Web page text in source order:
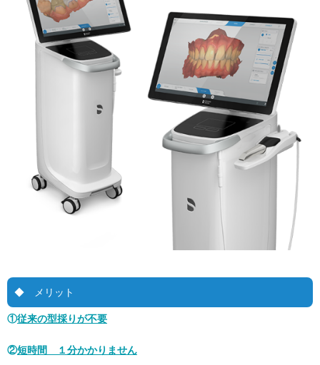
◆ メリット
①従来の型採りが不要
②短時間 １分かかりません